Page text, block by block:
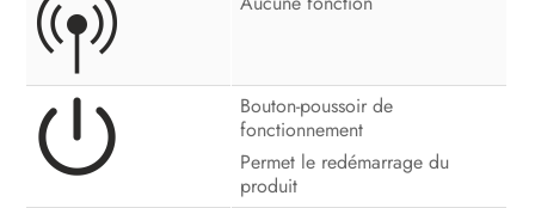
Bouton-poussoir de
fonctionnement
Permet le redémarrage du
produit
Caractéristiques techniques
Contact
Déclaration de conformité UE